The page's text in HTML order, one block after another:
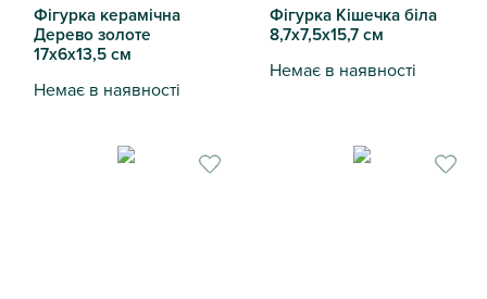
Фігурка керамічна
Дерево золоте
17х6х13,5 см
Немає в наявності
Фігурка Кішечка біла
8,7х7,5х15,7 см
Немає в наявності